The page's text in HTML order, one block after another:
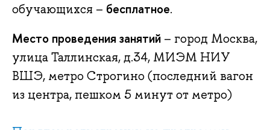
обучающихся – бесплатное.
Место проведения занятий – город Москва,
улица Таллинская, д.34, МИЭМ НИУ
ВШЭ, метро Строгино (последний вагон
из центра, пешком 5 минут от метро)